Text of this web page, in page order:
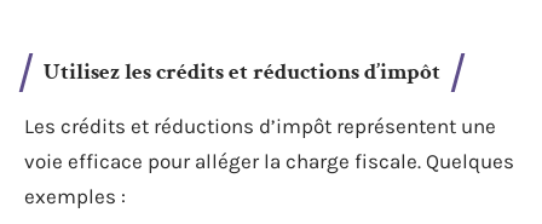
Utilisez les crédits et réductions d’impôt
Les crédits et réductions d’impôt représentent une
voie efficace pour alléger la charge fiscale. Quelques
exemples :